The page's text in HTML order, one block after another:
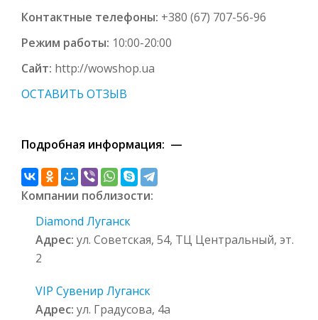
Контактные телефоны: +380 (67) 707-56-96
Режим работы: 10:00-20:00
Сайт: http://wowshop.ua
ОСТАВИТЬ ОТЗЫВ
Подробная информация: —
Компании поблизости:
Diamond Луганск
Адрес: ул. Советская, 54, ТЦ Центральный, эт.
2
VIP Сувенир Луганск
Адрес: ул. Градусова, 4а